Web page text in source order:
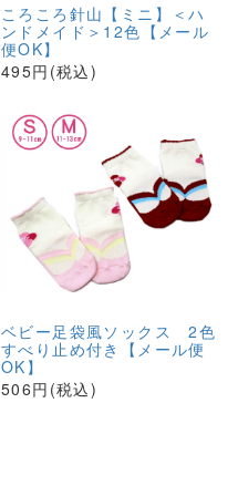
ころころ針山【ミニ】＜ハ
ンドメイド＞12色【メール
便OK】
495円(税込)
ベビー足袋風ソックス 2色
すべり止め付き【メール便
OK】
506円(税込)